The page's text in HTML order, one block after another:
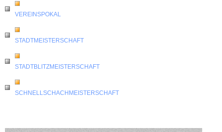
VEREINSPOKAL
STADTMEISTERSCHAFT
STADTBLITZMEISTERSCHAFT
SCHNELLSCHACHMEISTERSCHAFT